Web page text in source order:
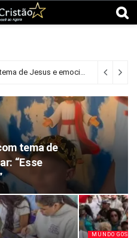
Menino celebra 7 anos com tema de Jesus e emociona ao orar: “Esse aniversário é para Você”
tema de
“Esse
MUNDO